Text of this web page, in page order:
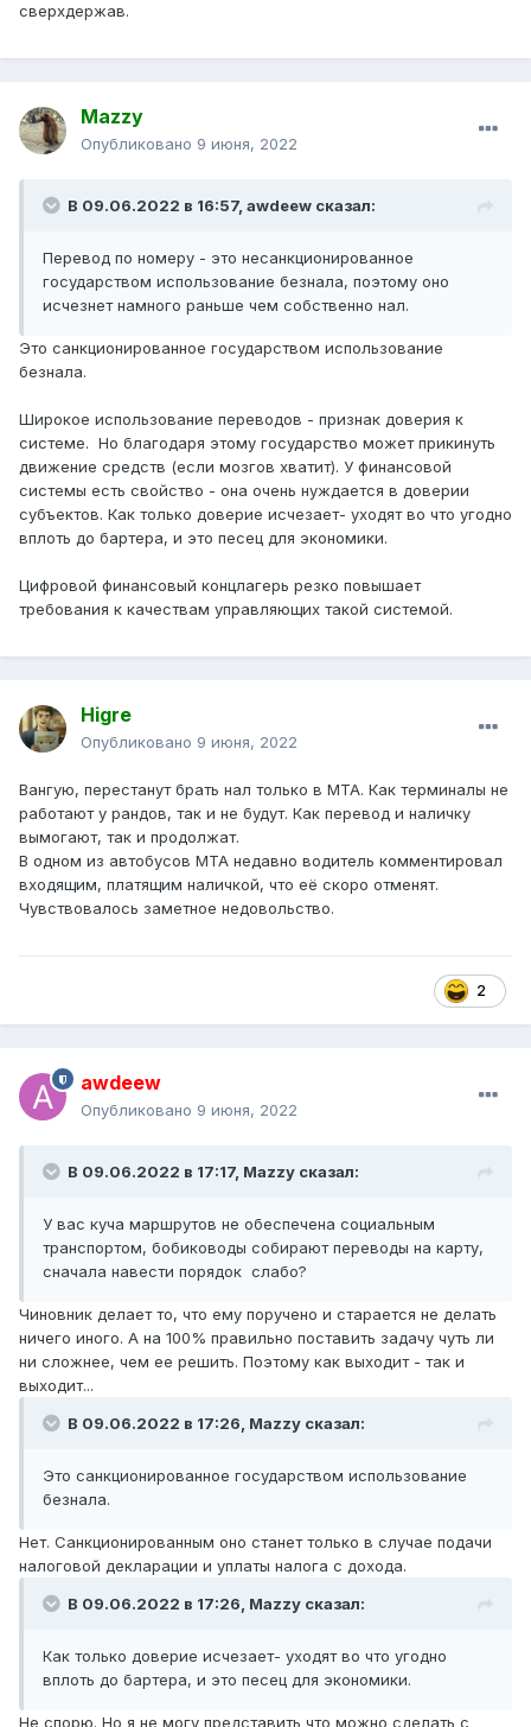
сверхдержав.
Mazzy
Опубликовано 9 июня, 2022
В 09.06.2022 в 16:57, awdeew сказал:
Перевод по номеру - это несанкционированное
государством использование безнала, поэтому оно
исчезнет намного раньше чем собственно нал.
Это санкционированное государством использование
безнала.
Широкое использование переводов - признак доверия к
системе. Но благодаря этому государство может прикинуть
движение средств (если мозгов хватит). У финансовой
системы есть свойство - она очень нуждается в доверии
субъектов. Как только доверие исчезает- уходят во что угодно
вплоть до бартера, и это песец для экономики.
Цифровой финансовый концлагерь резко повышает
требования к качествам управляющих такой системой.
Higre
Опубликовано 9 июня, 2022
Вангую, перестанут брать нал только в МТА. Как терминалы не
работают у рандов, так и не будут. Как перевод и наличку
вымогают, так и продолжат.
В одном из автобусов МТА недавно водитель комментировал
входящим, платящим наличкой, что её скоро отменят.
Чувствовалось заметное недовольство.
2
awdeew
Опубликовано 9 июня, 2022
В 09.06.2022 в 17:17, Mazzy сказал:
У вас куча маршрутов не обеспечена социальным
транспортом, бобиководы собирают переводы на карту,
сначала навести порядок слабо?
Чиновник делает то, что ему поручено и старается не делать
ничего иного. А на 100% правильно поставить задачу чуть ли
ни сложнее, чем ее решить. Поэтому как выходит - так и
выходит...
В 09.06.2022 в 17:26, Mazzy сказал:
Это санкционированное государством использование
безнала.
Нет. Санкционированным оно станет только в случае подачи
налоговой декларации и уплаты налога с дохода.
В 09.06.2022 в 17:26, Mazzy сказал:
Как только доверие исчезает- уходят во что угодно
вплоть до бартера, и это песец для экономики.
Не спорю. Но я не могу представить что можно сделать с